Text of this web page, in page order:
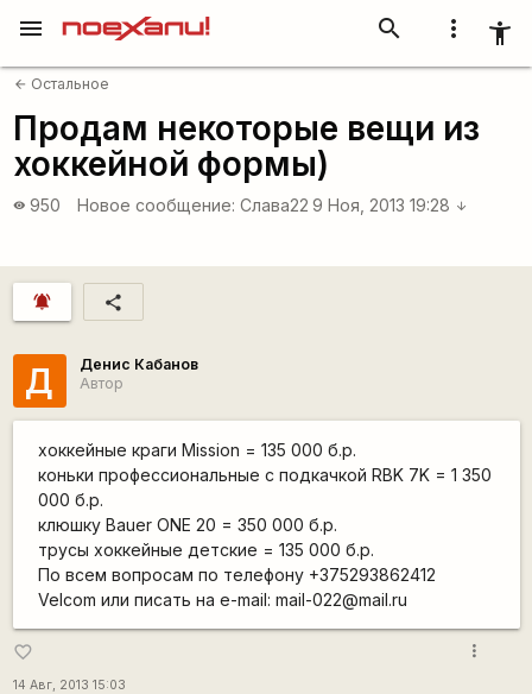
more_vert accessibility_new
search
menu
arrow_back Остальное
Продам некоторые вещи из
хоккейной формы)
visibility 950 Новое сообщение: Слава22 9 Ноя, 2013 19:28 arrow_downward
notifications_active share
Д
Денис Кабанов
Автор
хоккейные краги Mission = 135 000 б.р.
коньки профессиональные с подкачкой RBK 7K = 1 350
000 б.р.
клюшку Bauer ONE 20 = 350 000 б.р.
трусы хоккейные детские = 135 000 б.р.
По всем вопросам по телефону +375293862412
Velcom или писать на e-mail: mail-022@mail.ru
favorite_border
14 Авг, 2013 15:03
more_vert